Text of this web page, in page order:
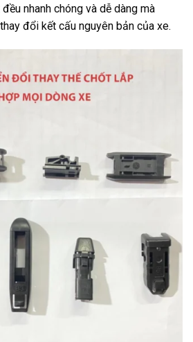
nhanh chóng và dễ dàng mà
đổi kết cấu nguyên bản của xe.